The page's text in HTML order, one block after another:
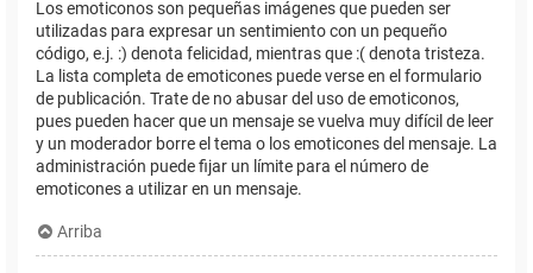
Los emoticonos son pequeñas imágenes que pueden ser
utilizadas para expresar un sentimiento con un pequeño
código, e.j. :) denota felicidad, mientras que :( denota tristeza.
La lista completa de emoticones puede verse en el formulario
de publicación. Trate de no abusar del uso de emoticonos,
pues pueden hacer que un mensaje se vuelva muy difícil de leer
y un moderador borre el tema o los emoticones del mensaje. La
administración puede fijar un límite para el número de
emoticones a utilizar en un mensaje.
Arriba